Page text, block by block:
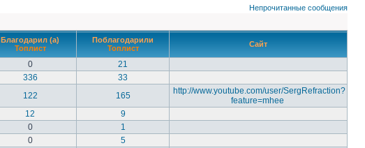
Непрочитанные сообщения
Благодарил (а)
Топлист
Поблагодарили
Топлист
Сайт
0
21
336
33
122 165
http://www.youtube.com/user/SergRefraction?
feature=mhee
12
9
0
1
0
5